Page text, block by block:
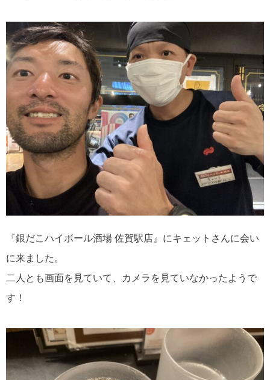
『銀だこハイボール酒場 佐賀駅店』にキェットさんに会い
に来ました。
二人とも画面を見ていて、カメラを見ていなかったようで
す！